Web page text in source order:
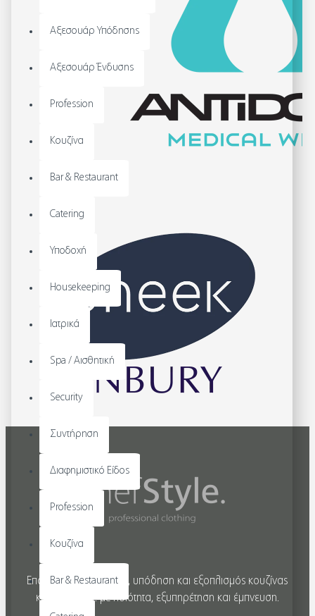
Αξεσουάρ Υπόδησης
Αξεσουάρ Ένδυσης
Profession
Κουζίνα
Bar & Restaurant
Catering
Υποδοχή
Housekeeping
Ιατρικά
Spa / Αισθητική
Security
Συντήρηση
Διαφημιστικό Είδος
Profession
Κουζίνα
Bar & Restaurant
Επαγγελματική ένδυση, υπόδηση και εξοπλισμός κουζίνας
και εστίασης... με ποιότητα, εξυπηρέτηση και έμπνευση.